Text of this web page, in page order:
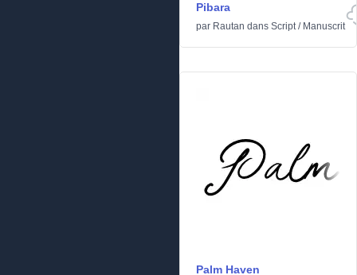
Pibara
par Rautan dans Script/ Manuscrit
Palm Haven